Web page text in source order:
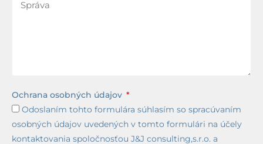
Ochrana osobných údajov
Odoslaním tohto formulára súhlasím so spracúvaním
osobných údajov uvedených v tomto formulári na účely
kontaktovania spoločnosťou J&J consulting,s.r.o. a